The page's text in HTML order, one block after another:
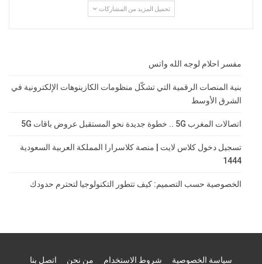
تحميل المزيد من المشاركات
مفسر احلام لوجه الله واتس
بنية المنصات الرقمية التي تشكّل منظومات الكازينوهات الإلكترونية في
الشرق الأوسط
اتصالات المغرب 5G .. خطوة جديدة نحو المستقبل عروض باقات 5G
تسجيل دخول كلاس لايت | منصة كلاسرارا المملكة العربية السعودية
1444
الخصوصية حسب التصميم: كيف تتطور التكنولوجيا لتحترم حدودك
سياسة الخصوصية شروط الاستخدام من نحن اتصل بنا